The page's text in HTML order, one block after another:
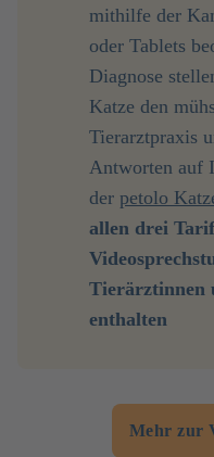
mithilfe der
oder Tablets
Diagnose
Katze den
Tierarztpraxis
Antworten auf
der petolo
allen drei
Tierärztinnen
enthalten
Mehr zur